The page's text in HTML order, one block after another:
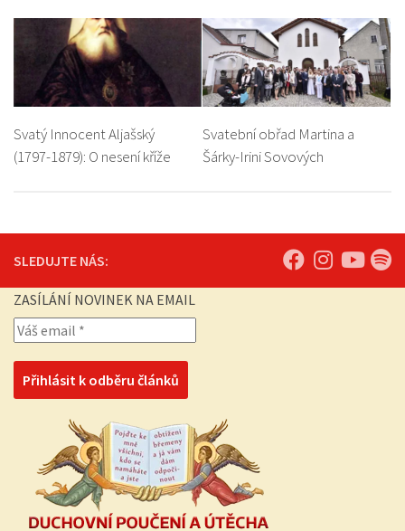
Svatý Innocent Aljašský
(1797-1879): O nesení kříže
Svatební obřad Martina a
Šárky-Irini Sovových
SLEDUJTE NÁS:
ZASÍLÁNÍ NOVINEK NA EMAIL